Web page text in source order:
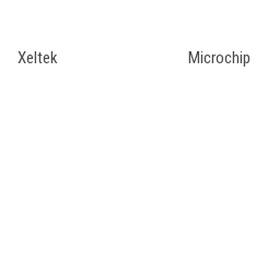
Xeltek Microchip